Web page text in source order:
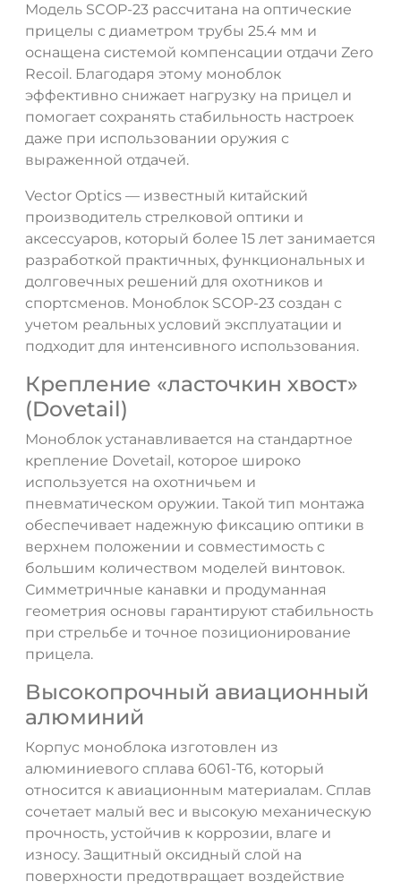
Модель SCOP-23 рассчитана на оптические
прицелы с диаметром трубы 25.4 мм и
оснащена системой компенсации отдачи Zero
Recoil. Благодаря этому моноблок
эффективно снижает нагрузку на прицел и
помогает сохранять стабильность настроек
даже при использовании оружия с
выраженной отдачей.
Vector Optics — известный китайский
производитель стрелковой оптики и
аксессуаров, который более 15 лет занимается
разработкой практичных, функциональных и
долговечных решений для охотников и
спортсменов. Моноблок SCOP-23 создан с
учетом реальных условий эксплуатации и
подходит для интенсивного использования.
Крепление «ласточкин хвост»
(Dovetail)
Моноблок устанавливается на стандартное
крепление Dovetail, которое широко
используется на охотничьем и
пневматическом оружии. Такой тип монтажа
обеспечивает надежную фиксацию оптики в
верхнем положении и совместимость с
большим количеством моделей винтовок.
Симметричные канавки и продуманная
геометрия основы гарантируют стабильность
при стрельбе и точное позиционирование
прицела.
Высокопрочный авиационный
алюминий
Корпус моноблока изготовлен из
алюминиевого сплава 6061-T6, который
относится к авиационным материалам. Сплав
сочетает малый вес и высокую механическую
прочность, устойчив к коррозии, влаге и
износу. Защитный оксидный слой на
поверхности предотвращает воздействие